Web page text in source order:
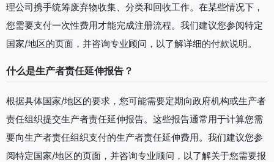
理公司携手统筹废弃物收集、分类和回收工作。在某些情况下，
您需要支付一次性费用才能完成注册流程。我们建议您参阅特定
国家/地区的页面，并咨询专业顾问，以了解详细的付款说明。
什么是生产者责任延伸报告？
根据具体国家/地区的要求，您可能需要定期向政府机构或生产者
责任组织提交生产者责任延伸报告。这些报告通常用于计算您需
要向生产者责任组织支付的生产者责任延伸费用。我们建议您参
阅特定国家/地区的页面，并咨询专业顾问，以了解关于您需要报